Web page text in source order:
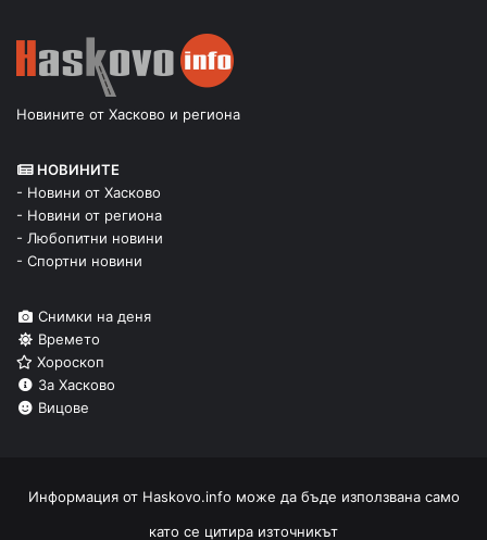
Новините от Хасково и региона
НОВИНИТЕ
- Новини от Хасково
- Новини от региона
- Любопитни новини
- Спортни новини
Снимки на деня
Времето
Хороскоп
За Хасково
Вицове
Информация от Haskovo.info може да бъде използвана само
като се цитира източникът